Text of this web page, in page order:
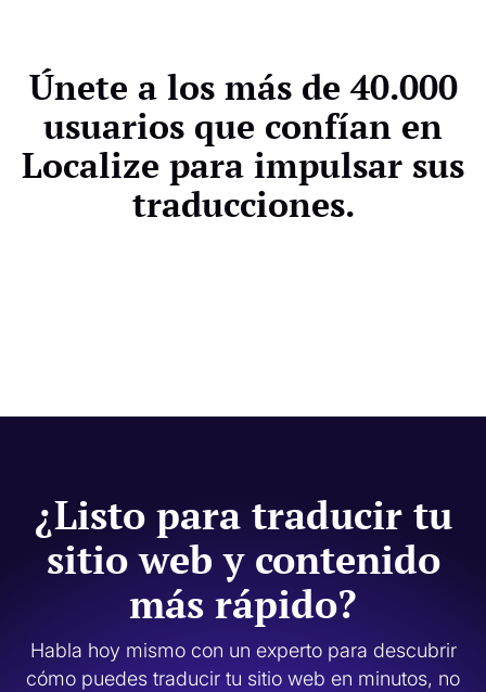
Únete a los más de 40.000
usuarios que confían en
Localize para impulsar sus
traducciones.
¿Listo para traducir tu
sitio web y contenido
más rápido?
Habla hoy mismo con un experto para descubrir
cómo puedes traducir tu sitio web en minutos, no